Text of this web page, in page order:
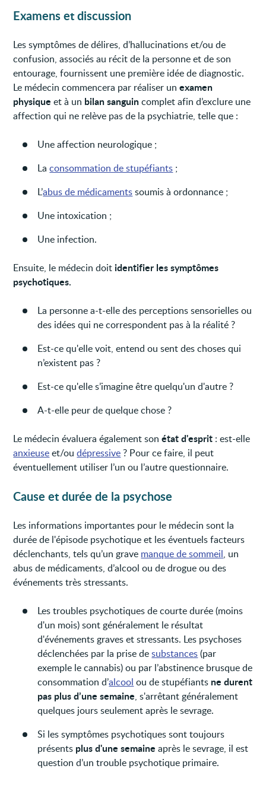
Examens et discussion
Les symptômes de délires, d’hallucinations et/ou de
confusion, associés au récit de la personne et de son
entourage, fournissent une première idée de diagnostic.
Le médecin commencera par réaliser unexamen
physique et à un bilan sanguincomplet afin d’exclure une
affection qui ne relève pas de la psychiatrie, telle que :
Une affection neurologique ;
Laconsommation de stupéfiants ;
L’abus de médicamentssoumis à ordonnance ;
Une intoxication ;
Une infection.
Ensuite, le médecin doitidentifier les symptômes
psychotiques.
La personne a-t-elle des perceptions sensorielles ou
des idées qui ne correspondent pas à la réalité ?
Est-ce qu'elle voit, entend ou sent des choses qui
n’existent pas ?
Est-ce qu'elle s’imagine être quelqu'un d'autre ?
A-t-elle peur de quelque chose ?
Le médecin évaluera également sonétat d'esprit : est-elle
anxieuseet/oudépressive ? Pour ce faire, il peut
éventuellement utiliser l’un ou l’autre questionnaire.
Cause et durée de la psychose
Les informations importantes pour le médecin sont la
durée de l'épisode psychotique et les éventuels facteurs
déclenchants, tels qu’un grave manque de sommeil, un
abus de médicaments, d’alcool ou de drogue ou des
événements très stressants.
Les troubles psychotiques de courte durée (moins
d'un mois) sont généralement le résultat
d'événements graves et stressants. Les psychoses
déclenchées par la prise desubstances(par
exemple le cannabis) ou par l’abstinence brusque de
consommation d’alcool ou de stupéfiants ne durent
pas plus d’une semaine, s'arrêtant généralement
quelques jours seulement après le sevrage.
Si les symptômes psychotiques sont toujours
présents plus d'une semaine après le sevrage, il est
question d’un trouble psychotique primaire.